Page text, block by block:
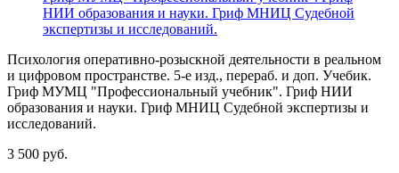
Психология оперативно-розыскной деятельности в реальном
и цифровом пространстве. 5-е изд., перераб. и доп. Учебик.
Гриф МУМЦ "Профессиональный учебник". Гриф НИИ
образования и науки. Гриф МНИЦ Судебной экспертизы и
исследований.
3 500 руб.